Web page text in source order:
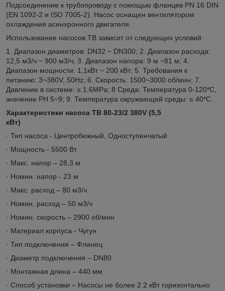
Подсоединение к трубопроводу с помощью фланцев PN 16 DIN
(EN 1092-2 и ISO 7005-2). Насос оснащен вентилятором
охлаждения асинхронного двигателя.
Использование насосов TB зависит от следующих условий:
1. Диапазон диаметров: DN32 ~ DN300; 2. Диапазон расхода:
12,5 м3/ч ~ 900 м3/ч; 3. Диапазон напора: 9 м ~81 м; 4.
Диапазон мощности: 1,1кВт ~ 200 кВт; 5. Требования к
питанию: 3~380V, 50Hz; 6. Скорость: 1500~3000 об/мин; 7.
Давление в системе: ≤ 1.6MPa; 8 Среда: Температура 0-120*C,
значение PH 5~9; 9. Температура окружающей среды: ≤ 40*C.
Характеристики насоса TB 80-23/2 380V (5,5
кВт)
· Тип насоса - Центробежный, Одноступенчатый
· Мощность - 5500 Вт
· Макс. напор – 28,3 м
· Номин. напор - 23 м
· Макс. расход – 80 м3/ч
· Номин. расход – 50 м3/ч
· Номин. скорость – 2900 об/мин
· Материал корпуса - Чугун
· Тип подключения – Фланец
· Диаметр подключения – DN80
· Монтажная длина – 440 мм
· Способ установки – Насосы не более 2.2 кВт горизонтально